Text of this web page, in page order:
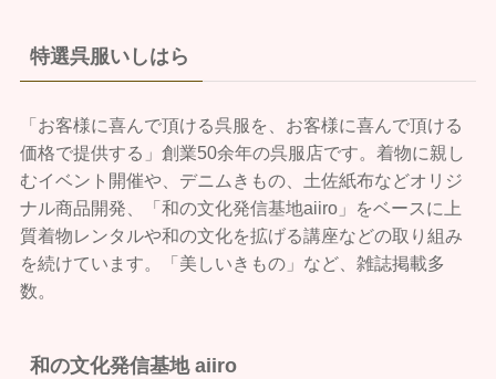
特選呉服いしはら
「お客様に喜んで頂ける呉服を、お客様に喜んで頂ける
価格で提供する」創業50余年の呉服店です。着物に親し
むイベント開催や、デニムきもの、土佐紙布などオリジ
ナル商品開発、「和の文化発信基地aiiro」をベースに上
質着物レンタルや和の文化を拡げる講座などの取り組み
を続けています。「美しいきもの」など、雑誌掲載多
数。
和の文化発信基地 aiiro